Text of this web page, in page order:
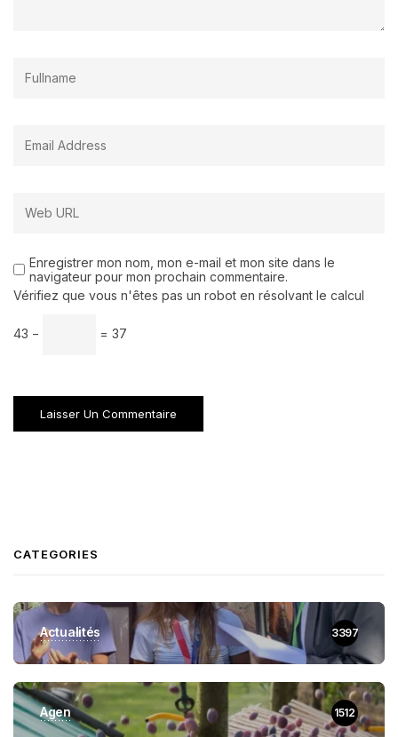
Enregistrer mon nom, mon e-mail et mon site dans le
navigateur pour mon prochain commentaire.
Vérifiez que vous n'êtes pas un robot en résolvant le calcul
43 − = 37
CATEGORIES
Actualités 3397
Agen 1512